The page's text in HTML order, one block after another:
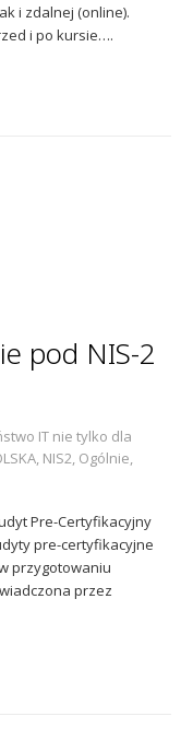
i zdalnej (online).
i po kursie….
pod NIS-2
IT nie tylko dla
NIS2 Ogólnie
Pre-Certyfikacyjny
pre-certyfikacyjne
przygotowaniu
przez